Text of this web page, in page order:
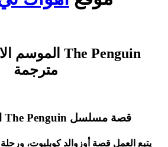
مترجمة
قصة مسلسل The Penguin الموسم الاول
يتبع العمل قصة أوزوالد كوبلبوت،